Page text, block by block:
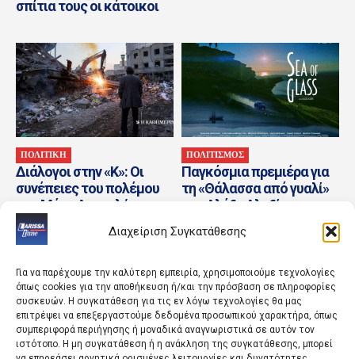
Διαχείριση Συγκατάθεσης
Για να παρέχουμε την καλύτερη εμπειρία, χρησιμοποιούμε τεχνολογίες
όπως cookies για την αποθήκευση ή/και την πρόσβαση σε πληροφορίες
συσκευών. Η συγκατάθεση για τις εν λόγω τεχνολογίες θα μας
επιτρέψει να επεξεργαστούμε δεδομένα προσωπικού χαρακτήρα, όπως
συμπεριφορά περιήγησης ή μοναδικά αναγνωριστικά σε αυτόν τον
ιστότοπο. Η μη συγκατάθεση ή η ανάκληση της συγκατάθεσης, μπορεί
σπίτια τους οι κάτοικοι
ΠΟΛΙΤΙΚΗ
Διάλογοι στην «Κ»: Οι
συνέπειες του πολέμου
στη Μέση Ανατολή
ΠΟΛΙΤΙΣΜΟΣ
Παγκόσμια πρεμιέρα για
τη «Θάλασσα από γυαλί»
του Αλέξη Αλεξίου στο
φεστιβάλ Ενδιμβούργου
στις...